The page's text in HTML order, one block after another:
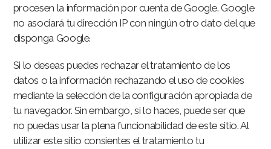
procesen la información por cuenta de Google. Google
no asociará tu dirección IP con ningún otro dato del que
disponga Google.
Si lo deseas puedes rechazar el tratamiento de los
datos o la información rechazando el uso de cookies
mediante la selección de la configuración apropiada de
tu navegador. Sin embargo, si lo haces, puede ser que
no puedas usar la plena funcionabilidad de este sitio. Al
utilizar este sitio consientes el tratamiento tu